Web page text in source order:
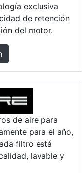
exclusiva
de retención
del motor.
de aire para
para el año,
filtro está
lavable y